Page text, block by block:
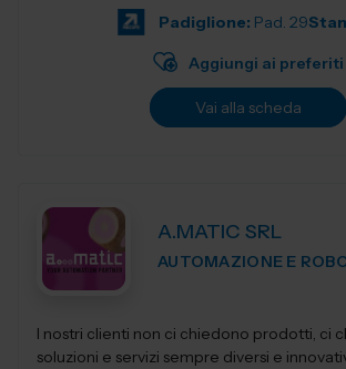
Padiglione: Pad. 29
Aggiungi ai preferiti
Vai alla scheda
A.MATIC SRL
AUTOMAZIONE E
I nostri clienti non ci chiedono prodotti, ci
soluzioni e servizi sempre diversi e